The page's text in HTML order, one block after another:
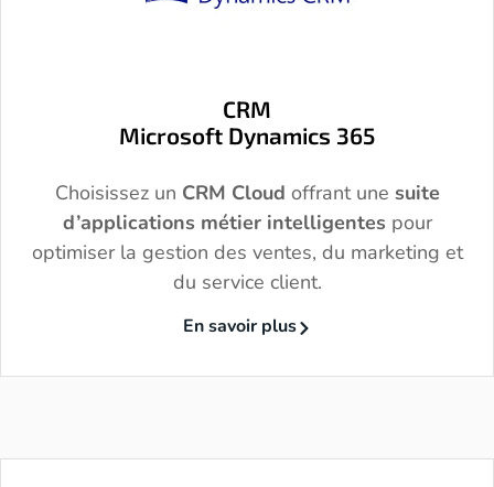
CRM
Microsoft Dynamics 365
Choisissez un CRM Cloud offrant une suite
d’applications métier intelligentes pour
optimiser la gestion des ventes, du marketing et
du service client.
En savoir plus